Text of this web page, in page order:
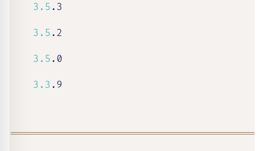
3.5 .3
3.5 .2
3.5 .0
3.3 .9
==========================================